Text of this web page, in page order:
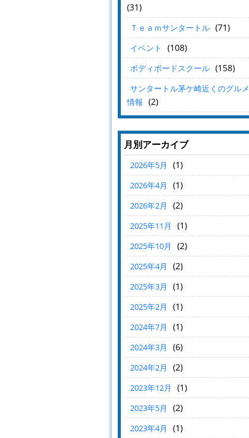
(31)
Ｔｅａｍサンタートル (71)
イベント (108)
ボディボードスクール (158)
サンタートル茅ケ崎近くのグルメ
情報 (2)
月別アーカイブ
2026年5月 (1)
2026年4月 (1)
2026年2月 (2)
2025年11月 (1)
2025年10月 (2)
2025年4月 (2)
2025年3月 (1)
2025年2月 (1)
2024年7月 (1)
2024年3月 (6)
2024年2月 (2)
2023年12月 (1)
2023年5月 (2)
2023年4月 (1)